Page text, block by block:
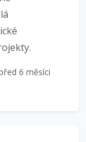
6 měsíci